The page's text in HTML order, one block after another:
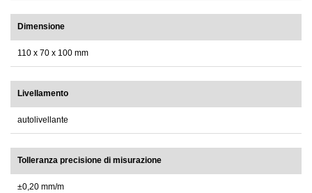
Dimensione
110 x 70 x 100 mm
Livellamento
autolivellante
Tolleranza precisione di misurazione
±0,20 mm/m